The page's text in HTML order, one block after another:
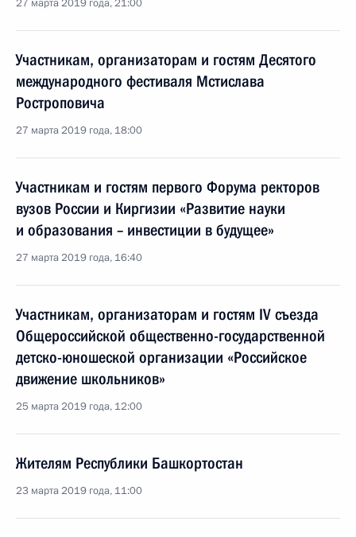
27 марта 2019 года, 21:00
Участникам, организаторам и гостям Десятого
международного фестиваля Мстислава
Ростроповича
27 марта 2019 года, 18:00
Участникам и гостям первого Форума ректоров
вузов России и Киргизии «Развитие науки
и образования – инвестиции в будущее»
27 марта 2019 года, 16:40
Участникам, организаторам и гостям IV съезда
Общероссийской общественно-государственной
детско-юношеской организации «Российское
движение школьников»
25 марта 2019 года, 12:00
Жителям Республики Башкортостан
23 марта 2019 года, 11:00